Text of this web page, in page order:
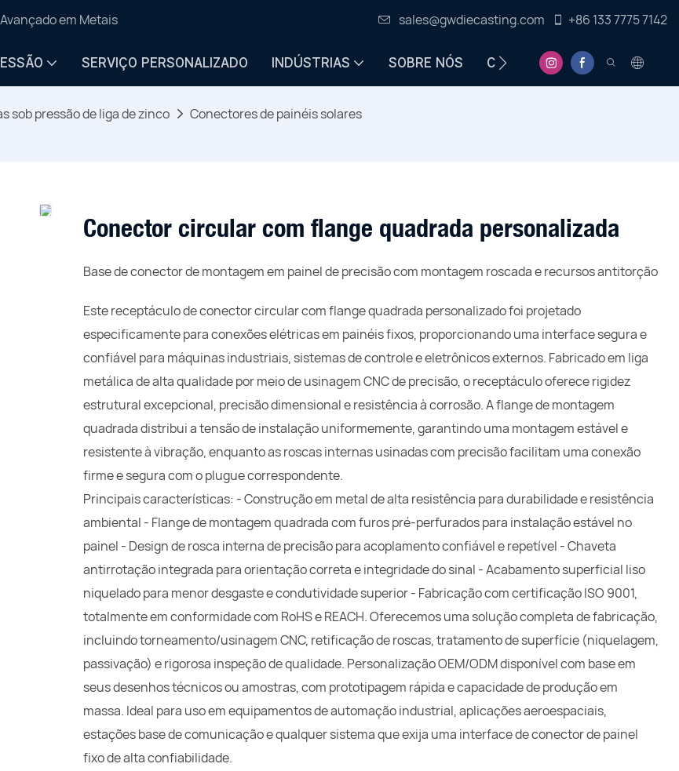
em Metais sales@gwdiecasting.com +86 133 7775 7142
SERVIÇO PERSONALIZADO INDÚSTRIAS SOBRE NÓS CENTRO DE INFORMAÇÕES
sob pressão de liga de zinco
Conectores de painéis solares
Conector circular com flange quadrada personalizada
Base de conector de montagem em painel de precisão com montagem roscada e recursos antitorção
Este receptáculo de conector circular com flange quadrada personalizado foi projetado
especificamente para conexões elétricas em painéis fixos, proporcionando uma interface segura e
confiável para máquinas industriais, sistemas de controle e eletrônicos externos. Fabricado em liga
metálica de alta qualidade por meio de usinagem CNC de precisão, o receptáculo oferece rigidez
estrutural excepcional, precisão dimensional e resistência à corrosão. A flange de montagem
quadrada distribui a tensão de instalação uniformemente, garantindo uma montagem estável e
resistente à vibração, enquanto as roscas internas usinadas com precisão facilitam uma conexão
firme e segura com o plugue correspondente.
Principais características: - Construção em metal de alta resistência para durabilidade e resistência
ambiental - Flange de montagem quadrada com furos pré-perfurados para instalação estável no
painel - Design de rosca interna de precisão para acoplamento confiável e repetível - Chaveta
antirrotação integrada para orientação correta e integridade do sinal - Acabamento superficial liso
niquelado para menor desgaste e condutividade superior - Fabricação com certificação ISO 9001,
totalmente em conformidade com RoHS e REACH. Oferecemos uma solução completa de fabricação,
incluindo torneamento/usinagem CNC, retificação de roscas, tratamento de superfície (niquelagem,
passivação) e rigorosa inspeção de qualidade. Personalização OEM/ODM disponível com base em
seus desenhos técnicos ou amostras, com prototipagem rápida e capacidade de produção em
massa. Ideal para uso em equipamentos de automação industrial, aplicações aeroespaciais,
estações base de comunicação e qualquer sistema que exija uma interface de conector de painel
fixo de alta confiabilidade.